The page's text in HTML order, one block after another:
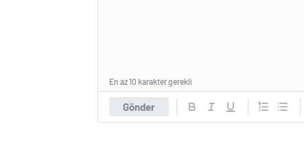
Gönder
En az 10 karakter gerekli